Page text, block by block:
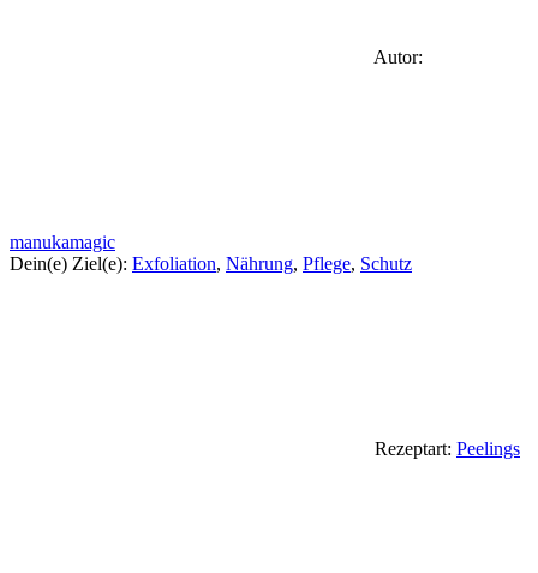
Autor:
manukamagic
Dein(e) Ziel(e): Exfoliation, Nährung, Pflege, Schutz
Rezeptart: Peelings